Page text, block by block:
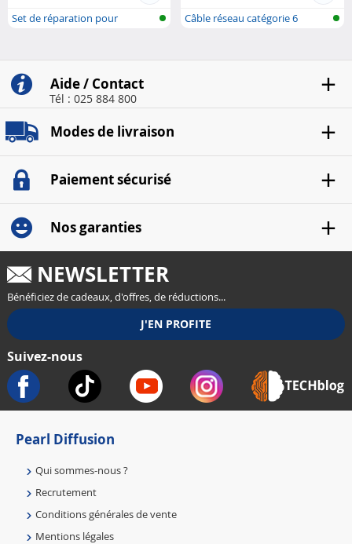
Set de réparation pour
Câble réseau catégorie 6
Aide / Contact
Tél : 025 884 800
Modes de livraison
Paiement sécurisé
Nos garanties
NEWSLETTER
Bénéficiez de cadeaux, d'offres, de réductions...
Suivez-nous
Pearl Diffusion
Qui sommes-nous ?
Recrutement
Conditions générales de vente
Mentions légales